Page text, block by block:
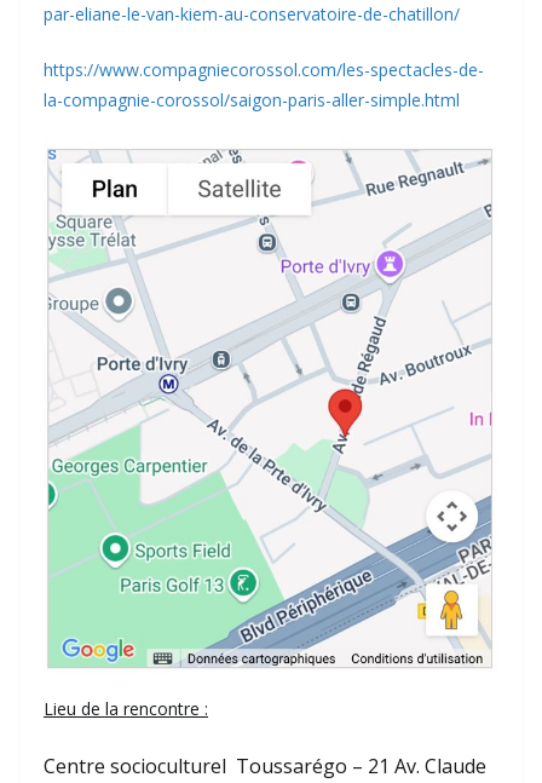
par-eliane-le-van-kiem-au-conservatoire-de-chatillon/
https://www.compagniecorossol.com/les-spectacles-de-
la-compagnie-corossol/saigon-paris-aller-simple.html
Lieu de la rencontre :
Centre socioculturel Toussarégo – 21 Av. Claude